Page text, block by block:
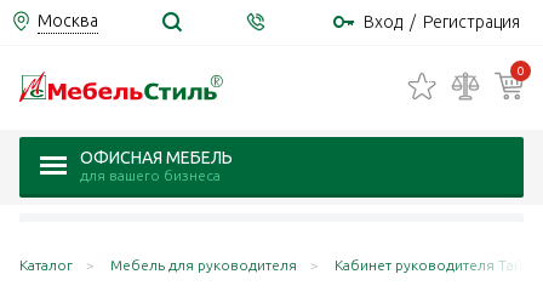
Москва Вход / Регистрация
0
ОФИСНАЯ МЕБЕЛЬ
для вашего бизнеса
Каталог Мебель для руководителя Кабинет руководителя Таймс